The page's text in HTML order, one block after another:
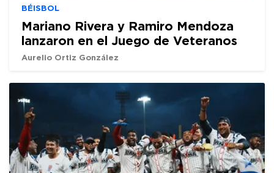
BÉISBOL
Mariano Rivera y Ramiro Mendoza
lanzaron en el Juego de Veteranos
Aurelio Ortiz González